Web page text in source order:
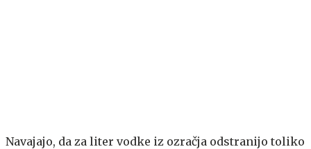
Navajajo, da za liter vodke iz ozračja odstranijo toliko